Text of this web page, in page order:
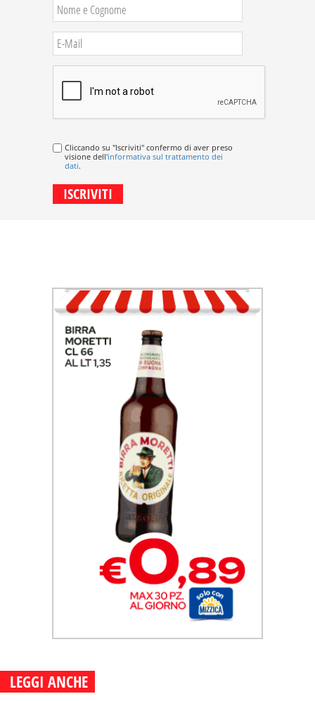
Cliccando su "Iscriviti" confermo di aver preso
visione dell'informativa sul trattamento dei
dati.
LEGGI ANCHE